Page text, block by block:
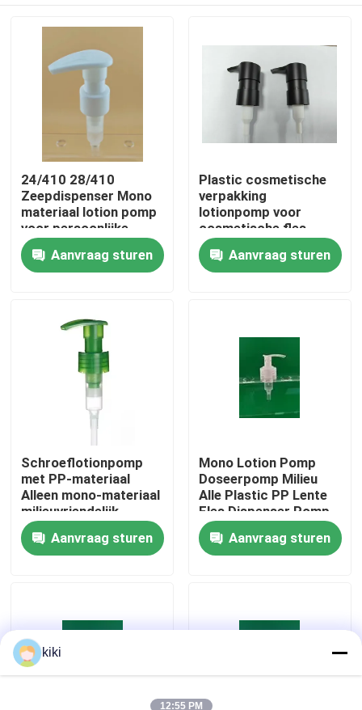
Thuis
Fabriekstocht
Kwaliteitscontrole
Neem contact met ons op
Nieuws
De Spuitbus van de parfumpomp
De spuitbus van de trekkerpomp
24/410 28/410
Zeepdispenser Mono
materiaal lotion pomp
voor persoonlijke
verzorging
Aanvraag sturen
Plastic cosmetische
verpakking
lotionpomp voor
cosmetische fles
Aanvraag sturen
Schroeflotionpomp
met PP-materiaal
Alleen mono-materiaal
milieuvriendelijk
Aanvraag sturen
Mono Lotion Pomp
Doseerpomp Milieu
Alle Plastic PP Lente
Fles Dispenser Pomp
Aanvraag sturen
kiki
12:55 PM